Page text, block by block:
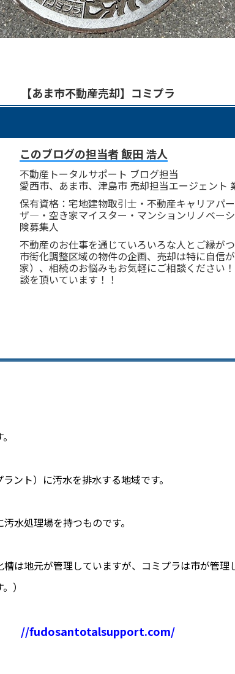
【あま市不動産売却】コミプラ
このブログの担当者 飯田 浩人
不動産トータルサポート ブログ担当
愛西市、あま市、津島市 売却担当エージェント
保有資格：宅地建物取引士・不動産キャリアパ
ザ―・空き家マイスター・マンションリノベー
険募集人
不動産のお仕事を通じていろいろな人とご縁が
市街化調整区域の物件の企画、売却は特に自信
家）、相続のお悩みもお気軽にご相談ください
談を頂いています！！
ント）に汚水を排水する地域です。
水処理場を持つものです。
は地元が管理していますが、コミプラは市が管理
）
//fudosantotalsupport.com/